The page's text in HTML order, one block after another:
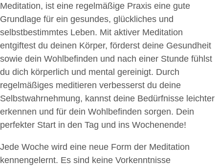
Meditation, ist eine regelmäßige Praxis eine gute
Grundlage für ein gesundes, glückliches und
selbstbestimmtes Leben. Mit aktiver Meditation
entgiftest du deinen Körper, förderst deine Gesundheit
sowie dein Wohlbefinden und nach einer Stunde fühlst
du dich körperlich und mental gereinigt. Durch
regelmäßiges meditieren verbesserst du deine
Selbstwahrnehmung, kannst deine Bedürfnisse leichter
erkennen und für dein Wohlbefinden sorgen. Dein
perfekter Start in den Tag und ins Wochenende!
Jede Woche wird eine neue Form der Meditation
kennengelernt. Es sind keine Vorkenntnisse